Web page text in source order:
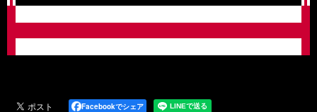
Facebookでシェア